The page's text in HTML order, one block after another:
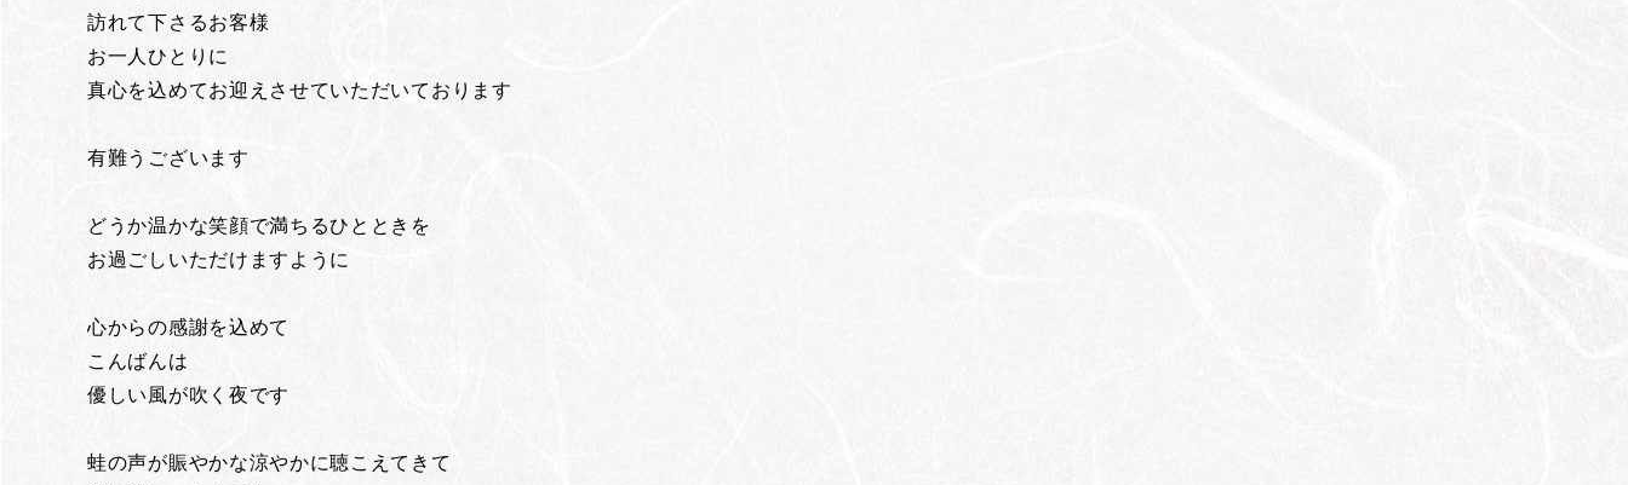
訪れて下さるお客様
お一人ひとりに
真心を込めてお迎えさせていただいております
有難うございます
どうか温かな笑顔で満ちるひとときを
お過ごしいただけますように
心からの感謝を込めて
こんばんは
優しい風が吹く夜です
蛙の声が賑やかな涼やかに聴こえてきて